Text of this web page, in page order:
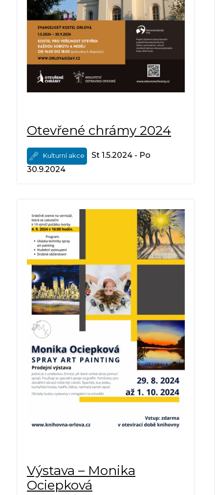
Otevřené chrámy 2024
Kulturní akce
St 1.5.2024 - Po
30.9.2024
Výstava – Monika
Ociepková